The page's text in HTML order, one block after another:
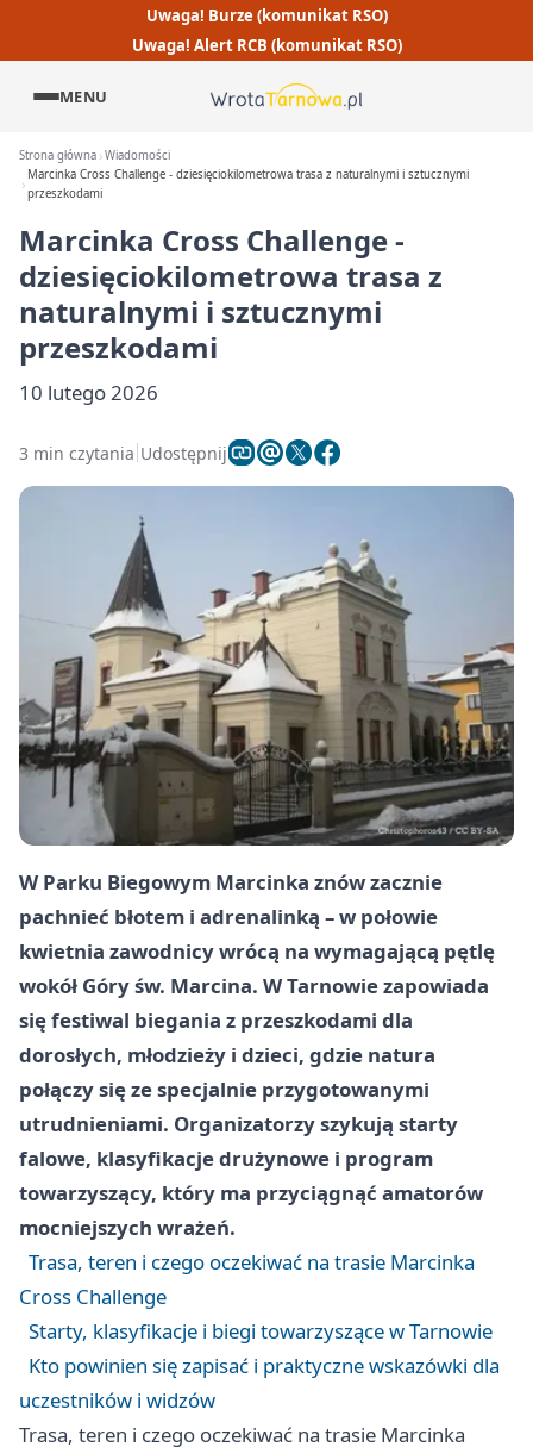
Uwaga! Burze (komunikat RSO)
Uwaga! Alert RCB (komunikat RSO)
MENU
Strona główna Wiadomości
Marcinka Cross Challenge - dziesięciokilometrowa trasa z naturalnymi i sztucznymi
przeszkodami
Marcinka Cross Challenge -
dziesięciokilometrowa trasa z
naturalnymi i sztucznymi
przeszkodami
10 lutego 2026
3 min czytania Udostępnij
W Parku Biegowym Marcinka znów zacznie
pachnieć błotem i adrenalinką – w połowie
kwietnia zawodnicy wrócą na wymagającą pętlę
wokół Góry św. Marcina. W Tarnowie zapowiada
się festiwal biegania z przeszkodami dla
dorosłych, młodzieży i dzieci, gdzie natura
połączy się ze specjalnie przygotowanymi
utrudnieniami. Organizatorzy szykują starty
falowe, klasyfikacje drużynowe i program
towarzyszący, który ma przyciągnąć amatorów
mocniejszych wrażeń.
Trasa, teren i czego oczekiwać na trasie Marcinka
Cross Challenge
Starty, klasyfikacje i biegi towarzyszące w Tarnowie
Kto powinien się zapisać i praktyczne wskazówki dla
uczestników i widzów
Trasa, teren i czego oczekiwać na trasie Marcinka